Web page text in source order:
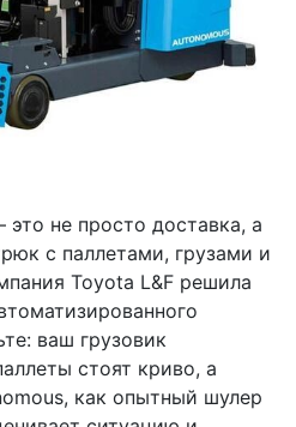
это не просто доставка, а
с паллетами, грузами и
Toyota L&F решила
ваш грузовик
стоят криво, а
как опытный шулер